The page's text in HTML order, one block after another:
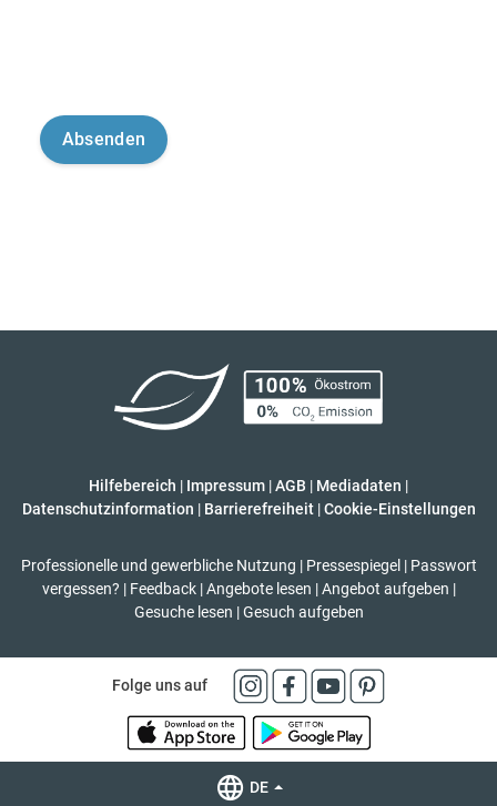
Hilfebereich | Impressum |AGB | Mediadaten |
Datenschutzinformation | Barrierefreiheit | Cookie-Einstellungen
Professionelle und gewerbliche Nutzung | Pressespiegel | Passwort
vergessen? | Feedback | Angebote lesen | Angebot aufgeben |
Gesuche lesen | Gesuch aufgeben
Folge uns auf
DE